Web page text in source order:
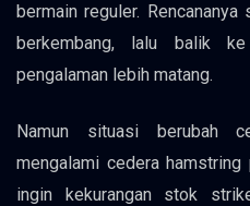
bermain reguler.
berkembang, lalu balik
pengalaman lebih matang.
Namun situasi berubah
mengalami cedera
ingin kekurangan stok